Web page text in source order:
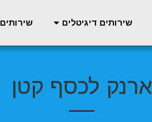
שירותים דיגיטלים שירותים
ארנק לכסף קטן